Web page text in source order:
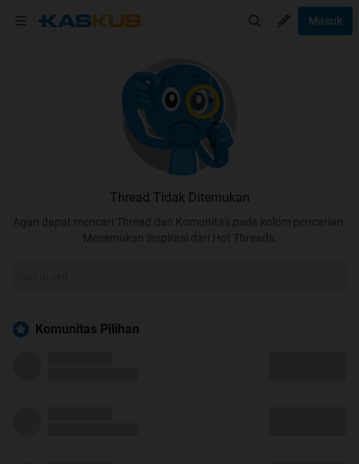
Masuk
Thread Tidak Ditemukan
Agan dapat mencari Thread dan Komunitas pada kolom pencarian.
Menemukan inspirasi dari Hot Threads.
Komunitas Pilihan